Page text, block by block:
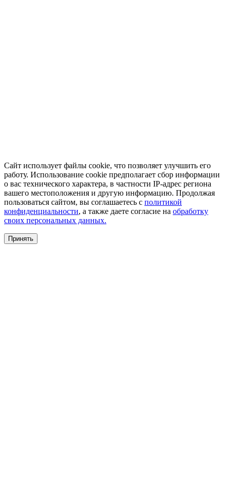
Сайт использует файлы cookie, что позволяет улучшить его
работу. Использование cookie предполагает сбор информации
о вас технического характера, в частности IP-адрес региона
вашего местоположения и другую информацию. Продолжая
пользоваться сайтом, вы соглашаетесь с политикой
конфиденциальности, а также даете согласие на обработку
своих персональных данных.
Принять